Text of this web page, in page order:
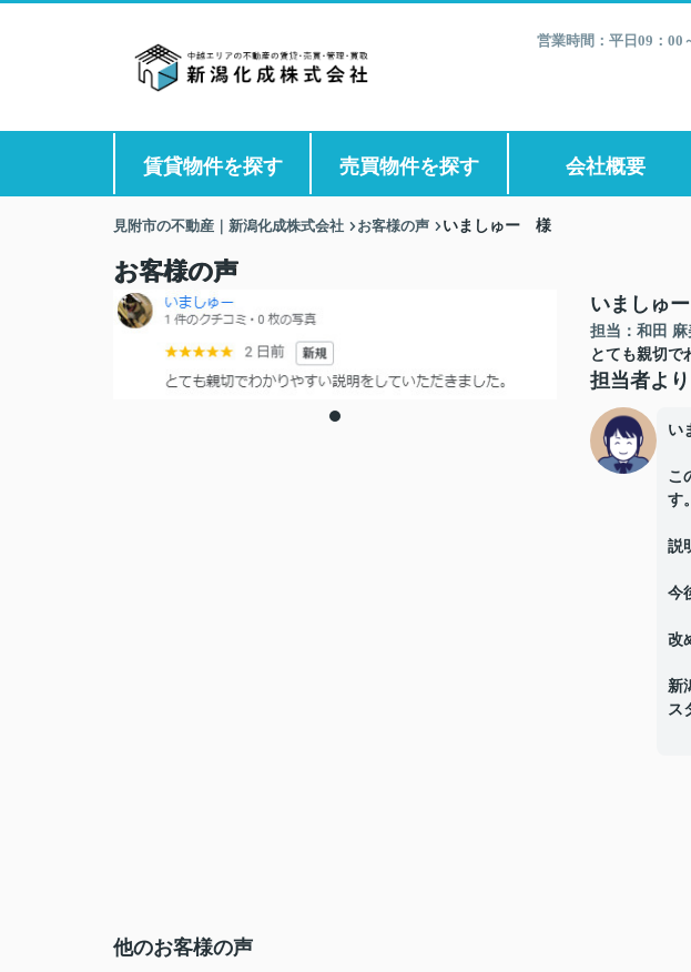
営業時間：平日09：
賃貸物件を探す 売買物件を探す 会社概要
見附市の不動産｜新潟化成株式会社 お客様の声 いましゅー 様
お客様の声
いましゅ
担当：和田 麻
とても親切で
担当者より
い
こ
す。
説
今
改
新
ス
他のお客様の声